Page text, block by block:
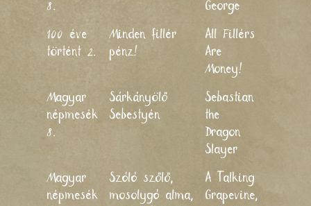
8.
George
100 éve
történt 2.
Minden fillér
pénz!
All Fillérs
Are
Money!
Magyar
népmesék
8.
Sárkányölő
Sebestyén
Sebastian
the
Dragon
Slayer
Magyar
népmesék
Szóló szőlő,
mosolygó alma,
A Talking
Grapevine,